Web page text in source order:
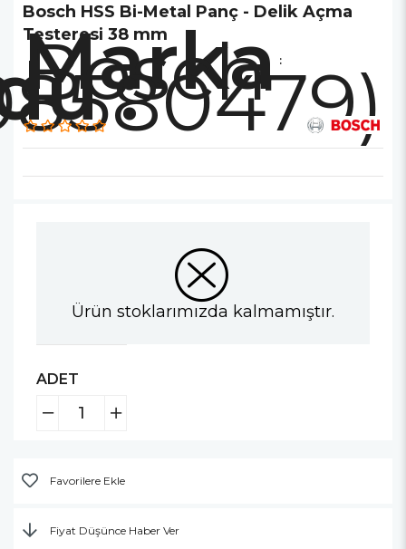
Bosch HSS Bi-Metal Panç - Delik Açma
Testeresi 38 mm
Marka :
Bosch
Ürün stoklarımızda kalmamıştır.
ADET
Favorilere Ekle
Fiyat Düşünce Haber Ver